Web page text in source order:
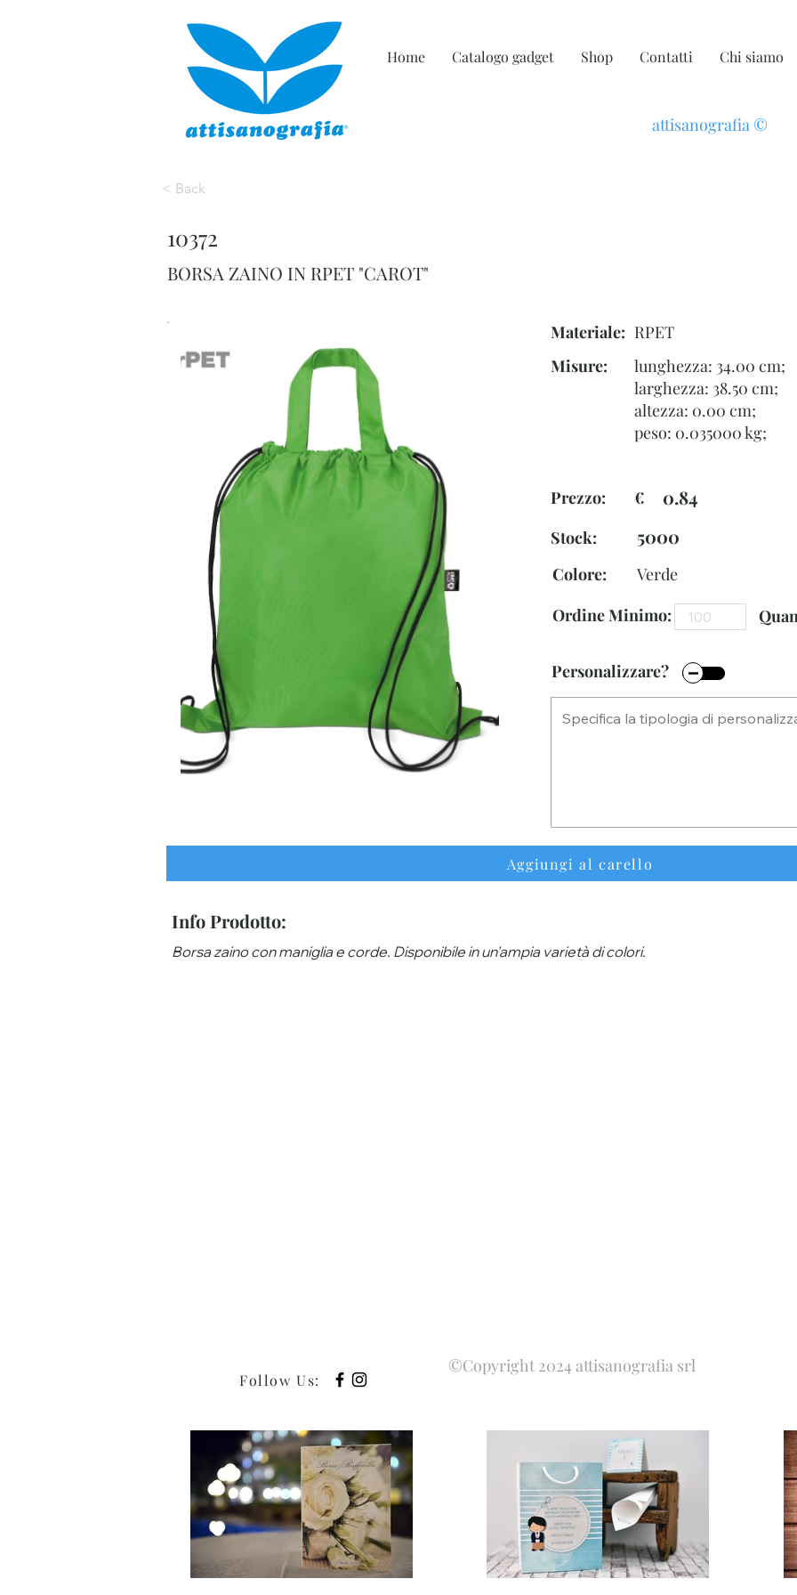
Home Catalogo gadget Shop Contatti Chi siamo
attisanografia ©
< Back
10372
BORSA ZAINO IN RPET "CAROT"
Materiale: RPET
Misure:
lunghezza: 34.00 cm;
larghezza: 38.50 cm;
altezza: 0.00 cm;
peso: 0.035000 kg;
Prezzo: € 0.84
Stock: 5000
Verde
Colore:
Ordine Minimo:
Personalizzare?
Aggiungi al carello
Info Prodotto:
Borsa zaino con maniglia e corde. Disponibile in un'ampia varietà di colori.
Follow Us:
©Copyright 2024 attisanografia srl